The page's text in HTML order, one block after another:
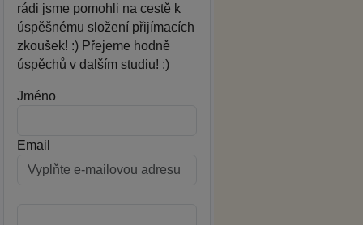
rádi jsme pomohli na cestě k
úspěšnému složení přijímacích
zkoušek! :) Přejeme hodně
úspěchů v dalším studiu! :)
Jméno
Email